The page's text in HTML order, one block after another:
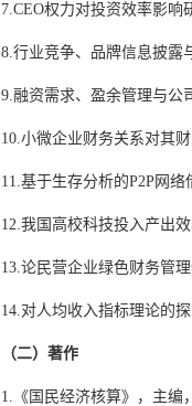
7.CEO权力对投资效率影响
8.行业竞争、品牌信息披露
9.融资需求、盈余管理与公
10.小微企业财务关系对其
11.基于生存分析的P2P网络
12.我国高校科技投入产出
13.论民营企业绿色财务管
14.对人均收入指标理论的
（二）著作
1. 《国民经济核算》，主编